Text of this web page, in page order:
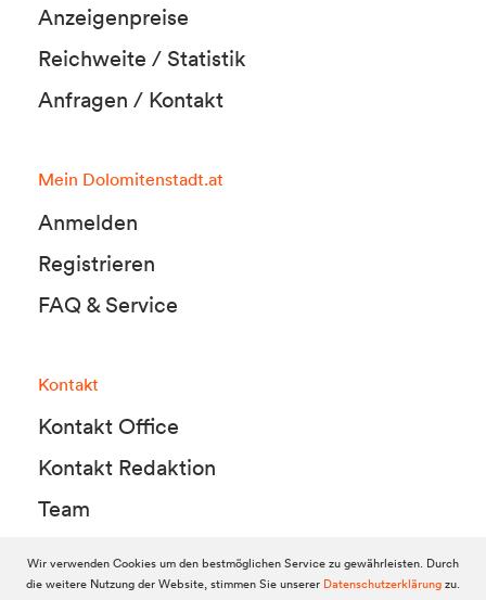
Anzeigenpreise
Reichweite / Statistik
Anfragen / Kontakt
Mein Dolomitenstadt.at
Anmelden
Registrieren
FAQ & Service
Kontakt
Kontakt Office
Kontakt Redaktion
Team
© 2010-2026 Dolomitenstadt.at
Wir verwenden Cookies um den bestmöglichen Service zu gewährleisten. Durch
die weitere Nutzung der Website, stimmen Sie unserer Datenschutzerklärungzu.